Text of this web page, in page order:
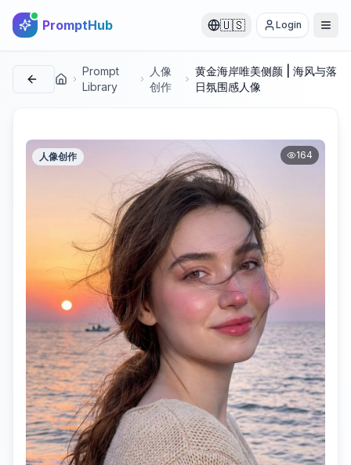
PromptHub 🇺🇸 Login
首页
Prompt
Library
人像
创作
黄金海岸唯美侧颜 | 海风与落
日氛围感人像
人像创作 164